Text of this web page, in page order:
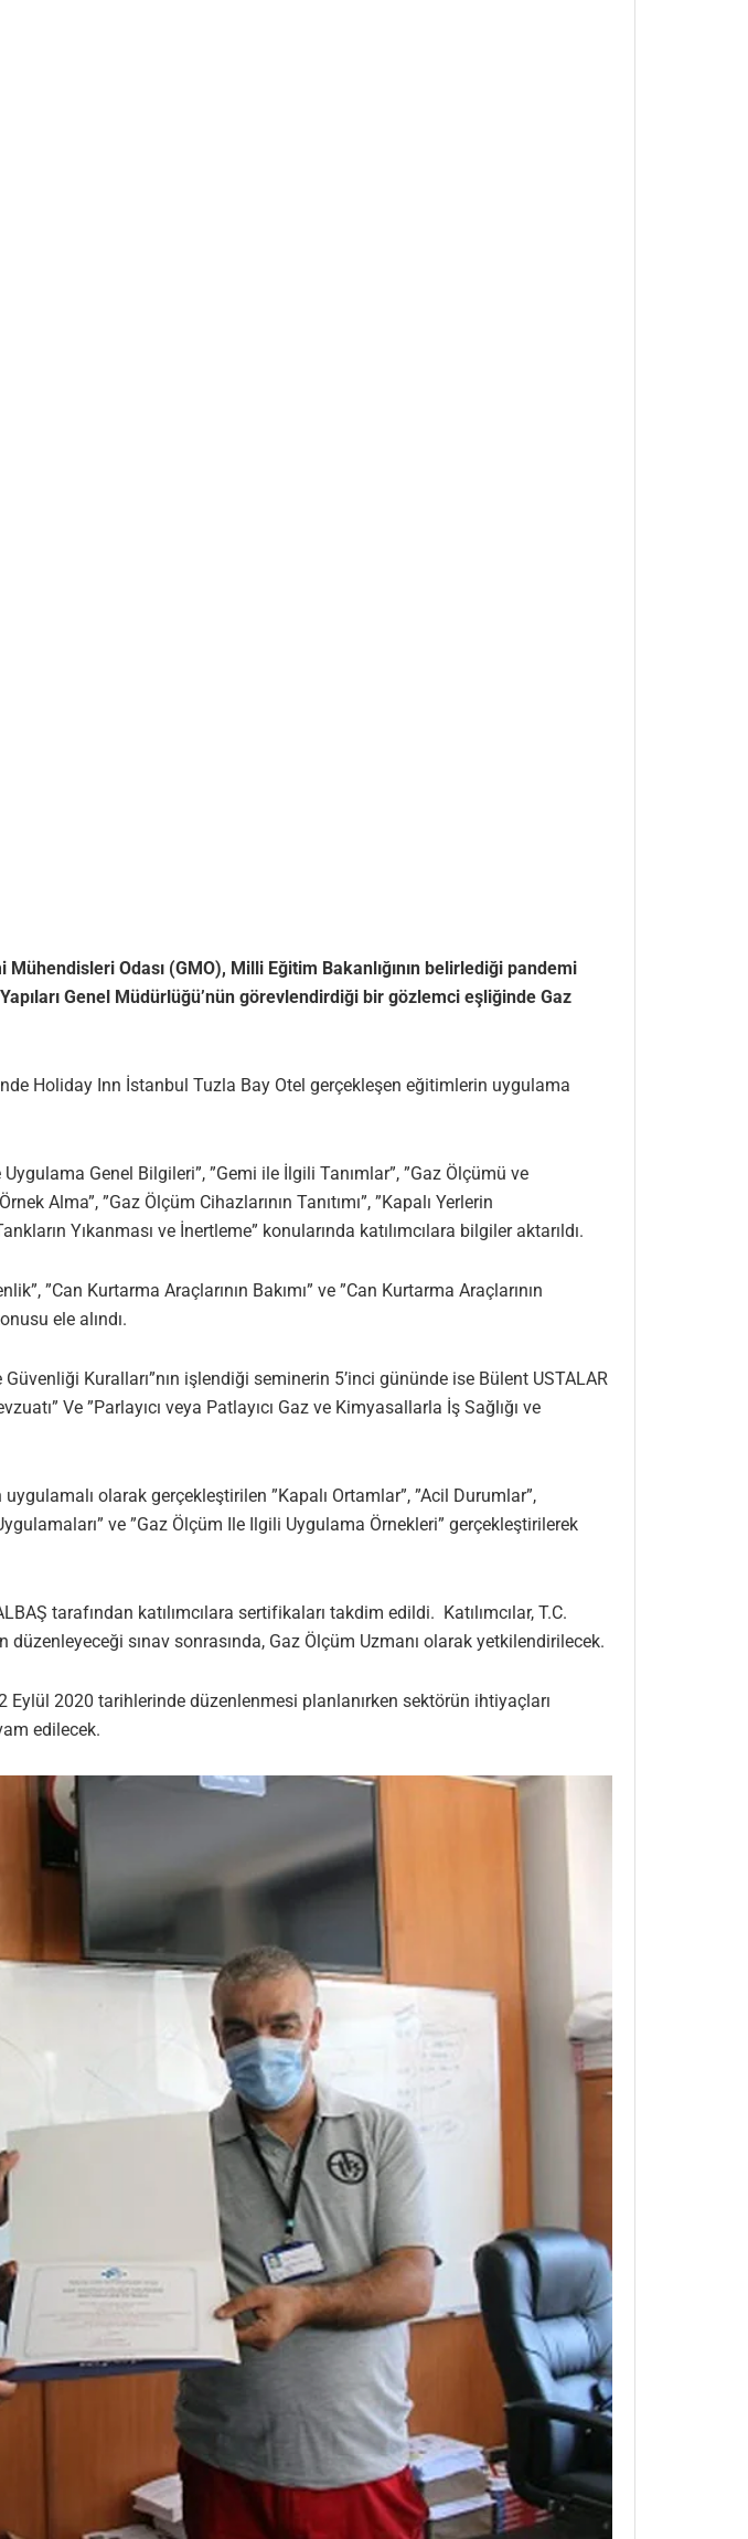
Odası (GMO), Milli Eğitim Bakanlığının belirlediği pandemi
Genel Müdürlüğü’nün görevlendirdiği bir gözlemci eşliğinde Gaz
Holiday Inn İstanbul Tuzla Bay Otel gerçekleşen eğitimlerin uygulama
Genel Bilgileri”, ”Gemi ile İlgili Tanımlar”, ”Gaz Ölçümü ve
Alma”, ”Gaz Ölçüm Cihazlarının Tanıtımı”, ”Kapalı Yerlerin
Yıkanması ve İnertleme” konularında katılımcılara bilgiler aktarıldı.
”Can Kurtarma Araçlarının Bakımı” ve ”Can Kurtarma Araçlarının
ele alındı.
Kuralları”nın işlendiği seminerin 5’inci gününde ise Bülent USTALAR
Ve ”Parlayıcı veya Patlayıcı Gaz ve Kimyasallarla İş Sağlığı ve
olarak gerçekleştirilen ”Kapalı Ortamlar”, ”Acil Durumlar”,
ve ”Gaz Ölçüm Ile Ilgili Uygulama Örnekleri” gerçekleştirilerek
tarafından katılımcılara sertifikaları takdim edildi. Katılımcılar, T.C.
düzenleyeceği sınav sonrasında, Gaz Ölçüm Uzmanı olarak yetkilendirilecek.
Eylül 2020 tarihlerinde düzenlenmesi planlanırken sektörün ihtiyaçları
edilecek.